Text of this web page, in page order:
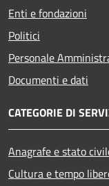
Enti e fondazioni
Politici
Personale
Documenti e dati
CATEGORIE DI
Anagrafe e stato
Cultura e tempo